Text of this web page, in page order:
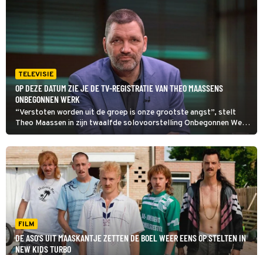
TELEVISIE
OP DEZE DATUM ZIE JE DE TV-REGISTRATIE VAN THEO MAASSENS
ONBEGONNEN WERK
“Verstoten worden uit de groep is onze grootste angst”, stelt
Theo Maassen in zijn twaalfde solovoorstelling Onbegonnen Werk.
De cabaretier verwondert zich vooral over groepsgedrag en neemt
ook zijn eigen doen en laten onder de loep.
FILM
DE ASO'S UIT MAASKANTJE ZETTEN DE BOEL WEER EENS OP STELTEN IN
NEW KIDS TURBO